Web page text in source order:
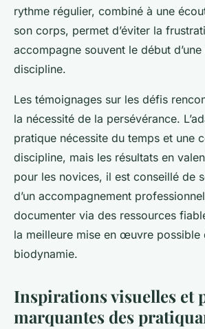
rythme régulier, combiné à une
son corps, permet d’éviter la
accompagne souvent le début
discipline.
Les témoignages sur les défis
la nécessité de la persévérance.
pratique nécessite du temps et une
discipline, mais les résultats en
pour les novices, il est conseillé de
d’un accompagnement
documenter via des ressources
la meilleure mise en œuvre possible
biodynamie.
Inspirations visuelles et
marquantes des